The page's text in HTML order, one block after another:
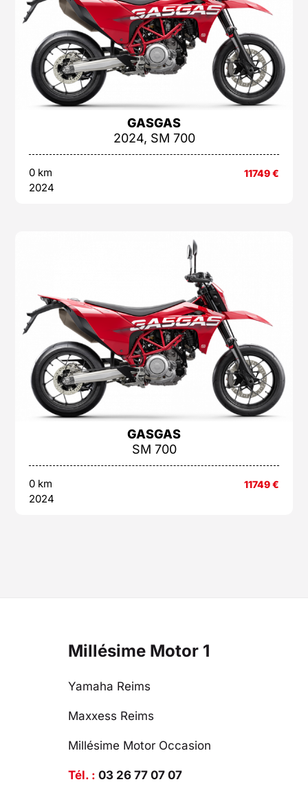
GASGAS
2024, SM 700
0 km
2024
11749€
GASGAS
SM 700
0 km
2024
11749€
Millésime Motor 1
Yamaha Reims
Maxxess Reims
Millésime Motor Occasion
Tél. : 03 26 77 07 07